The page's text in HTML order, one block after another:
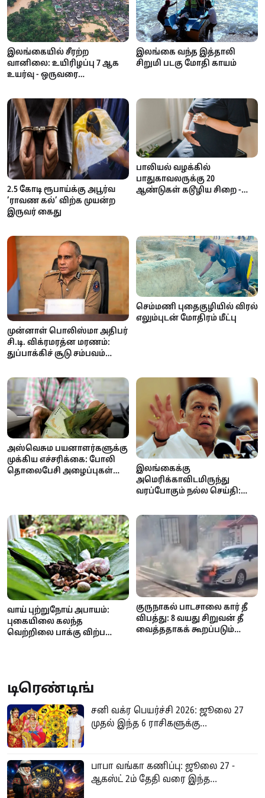
இலங்கையில் சீரற்ற
வானிலை: உயிரிழப்பு 7 ஆக
உயர்வு - ஒருவரை
நுவரெலியா
பாடசாலைகளுக்கு விடுமுறை
இலங்கை வந்த இத்தாலி
சிறுமி படகு மோதி காயம்
2.5 கோடி ரூபாய்க்கு அபூர்வ
’ராவண கல்’ விற்க முயன்ற
இருவர் கைது
பாலியல் வழக்கில்
பாதுகாவலருக்கு 20
ஆண்டுகள் கடூழிய சிறை -
முன்னாள் பொலிஸ்மா அதிபர்
சி.டி. விக்ரமரத்ன மரணம்:
துப்பாக்கிச் சூடு சம்பவம்
ஆரம்பம்
செம்மணி புதைகுழியில் விரல்
எலும்புடன் மோதிரம் மீட்பு
அஸ்வெசும பயனாளர்களுக்கு
முக்கிய எச்சரிக்கை: போலி
தொலைபேசி அழைப்புகள்
இலங்கைக்கு
அமெரிக்காவிடமிருந்து
வரப்போகும் நல்ல செய்தி:
வாய்ப்பு
வாய் புற்றுநோய் அபாயம்:
புகையிலை கலந்த
வெற்றிலை பாக்கு விற்பனை
குருநாகல் பாடசாலை கார் தீ
விபத்து: 8 வயது சிறுவன் தீ
வைத்ததாகக் கூறப்படும்
டிரெண்டிங்
சனி வக்ர பெயர்ச்சி 2026: ஜூலை 27
முதல் இந்த 6 ராசிகளுக்கு...
பாபா வங்கா கணிப்பு: ஜூலை 27 -
ஆகஸ்ட் 2ம் தேதி வரை இந்த...